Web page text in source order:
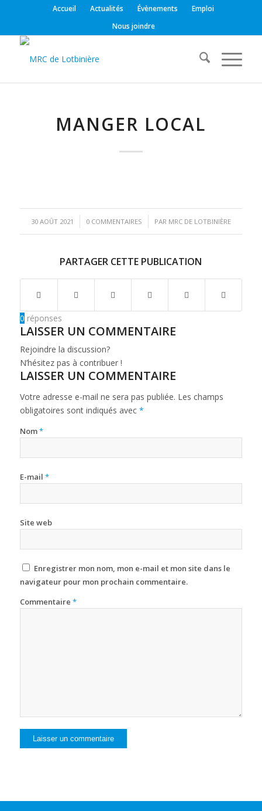
Accueil Actualités Évènements
Emploi
Nous joindre
MANGER LOCAL
30 AOÛT 2021
/ 0 COMMENTAIRES
/ PAR MRC DE LOTBINIÈRE
PARTAGER CETTE PUBLICATION
0 réponses
LAISSER UN COMMENTAIRE
Rejoindre la discussion?
N’hésitez pas à contribuer !
LAISSER UN COMMENTAIRE
Votre adresse e-mail ne sera pas publiée. Les champs
obligatoires sont indiqués avec *
Nom*
E-mail *
Site web
Enregistrer mon nom, mon e-mail et mon site dans le
navigateur pour mon prochain commentaire.
Commentaire *